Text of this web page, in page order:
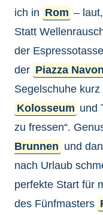
ich in Rom –
Statt
der
der Piazza
Segelschuhe
Kolosseum und
zu fressen“.
Brunnen und
nach Urlaub
perfekte Start für
des Fünfmasters